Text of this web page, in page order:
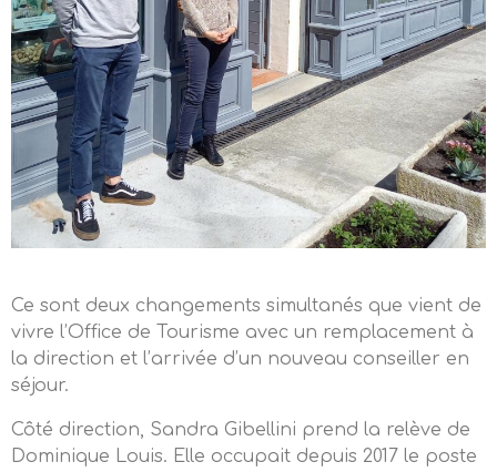
Ce sont deux changements simultanés que vient de
vivre l’Office de Tourisme avec un remplacement à
la direction et l’arrivée d’un nouveau conseiller en
séjour.
Côté direction, Sandra Gibellini prend la relève de
Dominique Louis. Elle occupait depuis 2017 le poste